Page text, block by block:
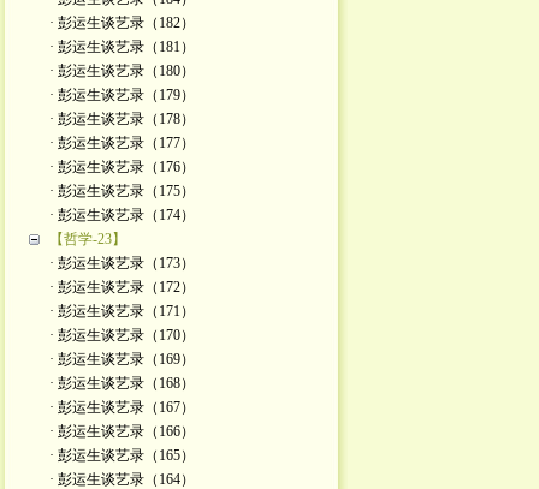
· 彭运生谈艺录（182）
· 彭运生谈艺录（181）
· 彭运生谈艺录（180）
· 彭运生谈艺录（179）
· 彭运生谈艺录（178）
· 彭运生谈艺录（177）
· 彭运生谈艺录（176）
· 彭运生谈艺录（175）
· 彭运生谈艺录（174）
【哲学-23】
· 彭运生谈艺录（173）
· 彭运生谈艺录（172）
· 彭运生谈艺录（171）
· 彭运生谈艺录（170）
· 彭运生谈艺录（169）
· 彭运生谈艺录（168）
· 彭运生谈艺录（167）
· 彭运生谈艺录（166）
· 彭运生谈艺录（165）
· 彭运生谈艺录（164）